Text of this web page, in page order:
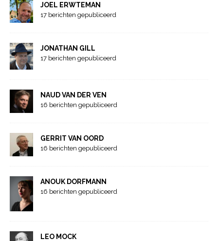
JOEL ERWTEMAN
17 berichten gepubliceerd
JONATHAN GILL
17 berichten gepubliceerd
NAUD VAN DER VEN
16 berichten gepubliceerd
GERRIT VAN OORD
16 berichten gepubliceerd
ANOUK DORFMANN
16 berichten gepubliceerd
LEO MOCK